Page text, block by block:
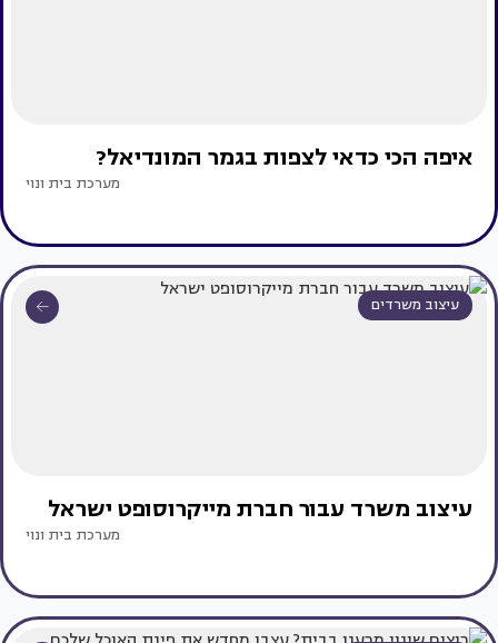
איפה הכי כדאי לצפות בגמר המונדיאל?
מערכת בית ונוי
עיצוב משרדים
עיצוב משרד עבור חברת מייקרוסופט ישראל
מערכת בית ונוי